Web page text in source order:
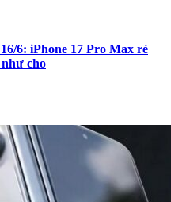
6: iPhone 17 Pro Max rẻ
cho